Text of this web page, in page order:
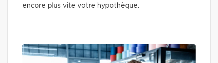
encore plus vite votre hypothèque.